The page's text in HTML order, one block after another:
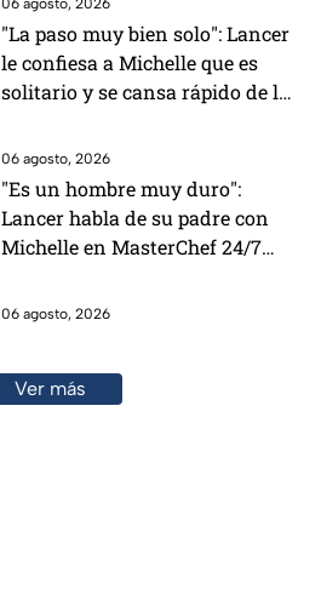
"La paso muy bien solo": Lancer
le confiesa a Michelle que es
solitario y se cansa rápido de la
06 agosto, 2026
"Es un hombre muy duro":
Lancer habla de su padre con
Michelle en MasterChef 24/7
06 agosto, 2026
Ver más